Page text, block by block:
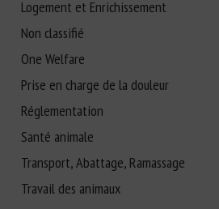
Logement et Enrichissement
Non classifié
One Welfare
Prise en charge de la douleur
Réglementation
Santé animale
Transport, Abattage, Ramassage
Travail des animaux